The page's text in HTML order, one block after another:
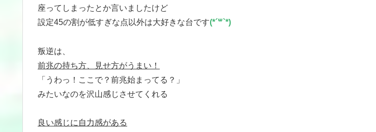
座ってしまったとか言いましたけど
設定45の割が低すぎな点以外は大好きな台です(*´꒳`*)
叛逆は、
前兆の持ち方、見せ方がうまい！
「うわっ！ここで？前兆始まってる？」
みたいなのを沢山感じさせてくれる
良い感じに自力感がある